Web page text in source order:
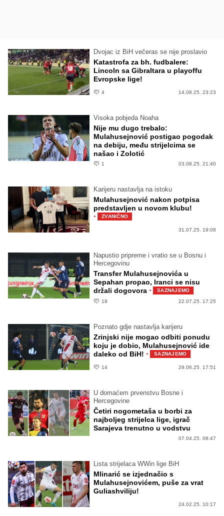
Dvojac iz BiH večeras se nije proslavio
Katastrofa za bh. fudbalere:
Lincoln sa Gibraltara u playoffu
Evropske lige!
4 14.08.25. 23:23
Visoka pobjeda Noaha
Nije mu dugo trebalo:
Mulahusejnović postigao pogodak
na debiju, među strijelcima se
našao i Zolotić
1 03.08.25. 21:40
Karijeru nastavlja na istoku
Mulahusejnović nakon potpisa
predstavljen u novom klubu!
· ZVANIČNO
31.07.25. 19:08
Napustio pripreme i vratio se u Bosnu i
Hercegovinu
Transfer Mulahusejnovića u
Sepahan propao, Iranci se nisu
držali dogovora ·
SAZNAJEMO
18
22.07.25. 17:25
Poznato gdje nastavlja karijeru
Zrinjski nije mogao odbiti ponudu
koju je dobio, Mulahusejnović ide
daleko od BiH! · SAZNAJEMO
14 29.06.25. 17:51
U domaćem prvenstvu Bosne i
Hercegovine
Četiri nogometaša u borbi za
najboljeg strijelca lige, igrač
Sarajeva trenutno u vodstvu
07.04.25. 08:47
Lista strijelaca WWin lige BiH
Mlinarić se izjednačio s
Mulahusejnovićem, puše za vrat
Guliashviliju!
24.02.25. 10:17